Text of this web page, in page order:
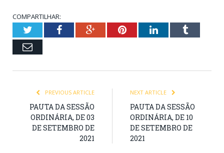
COMPARTILHAR:
TwitterFacebookGoogle+PinterestLinkedInTumblr
Email
PREVIOUS ARTICLE
PAUTA DA SESSÃO
ORDINÁRIA, DE 03
DE SETEMBRO DE
2021
NEXT ARTICLE
PAUTA DA SESSÃO
ORDINÁRIA, DE 10
DE SETEMBRO DE
2021